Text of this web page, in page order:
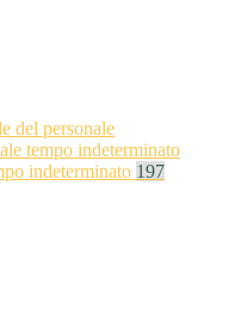
del personale
tempo indeterminato
indeterminato 197